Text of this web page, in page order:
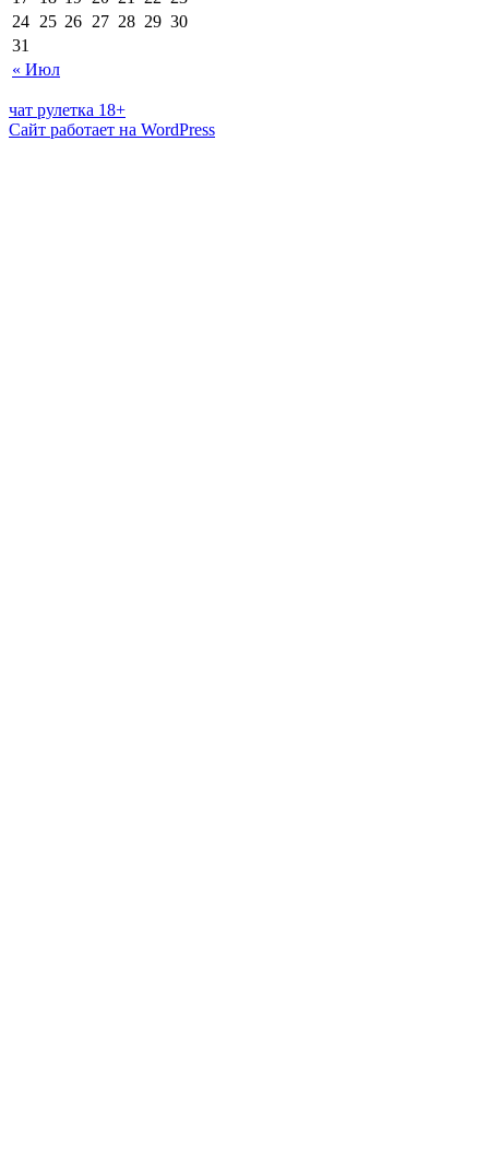
« Июл
24 25 26 27 28 29 30
31
чат рулетка 18+
Сайт работает на WordPress